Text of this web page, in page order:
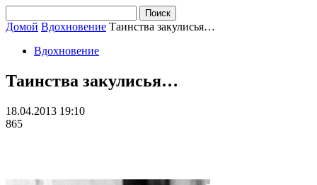
Домой Вдохновение Таинства закулисья…
Вдохновение
Таинства закулисья…
18.04.2013 19:10
865